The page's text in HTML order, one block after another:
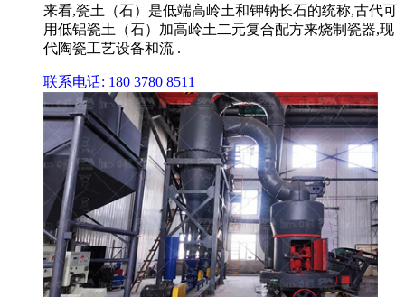
来看,瓷土（石）是低端高岭土和钾钠长石的统称,古代可
用低铝瓷土（石）加高岭土二元复合配方来烧制瓷器,现
代陶瓷工艺设备和流 .
联系电话: 180 3780 8511